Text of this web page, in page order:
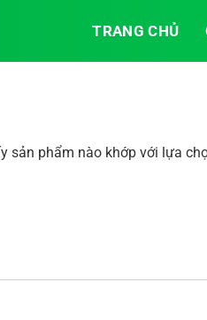
TRANG CHỦ
sản phẩm nào khớp với lựa